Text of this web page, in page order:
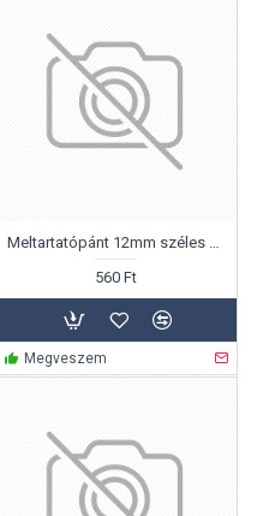
Meltartatópánt 12mm széles fekete színben!
560 Ft
Megveszem